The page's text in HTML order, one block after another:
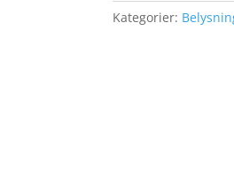
Kategorier: